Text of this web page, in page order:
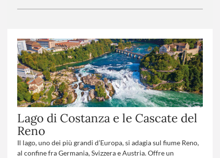
Numero partecipanti: minimo 20 - massimo 40
Lago di Costanza e le Cascate del
Reno
Il lago, uno dei più grandi d’Europa, si adagia sul fiume Reno,
al confine fra Germania, Svizzera e Austria. Offre un